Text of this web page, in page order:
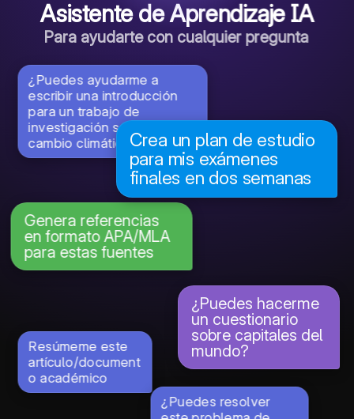
Asistente de Aprendizaje IA
Para ayudarte con cualquier pregunta
¿Puedes ayudarme a
escribir una introducción
para un trabajo de
investigación sobre el
cambio climático?Crea un plan de estudio
para mis exámenes
finales en dos semanas
Resúmeme este
artículo/document
o académico
¿Puedes resolver
¿Puedes hacerme
un cuestionario
sobre capitales del
mundo?
Genera referencias
en formato APA/MLA
para estas fuentes